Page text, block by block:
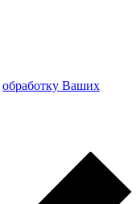
обработку Ваших